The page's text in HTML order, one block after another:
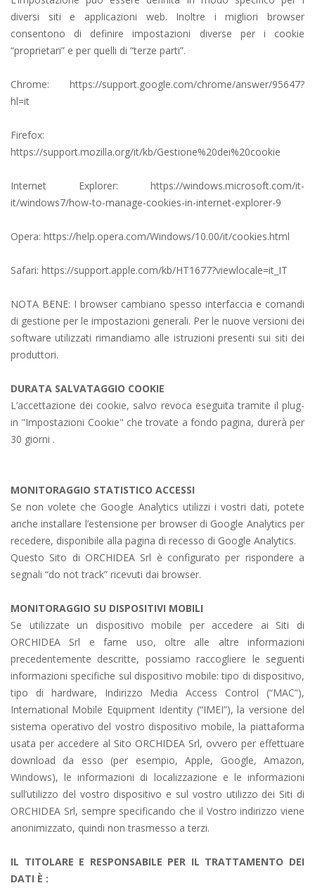
diversi siti e applicazioni web. Inoltre i migliori browser
consentono di definire impostazioni diverse per i cookie
“proprietari” e per quelli di “terze parti”.
Chrome: https://support.google.com/chrome/answer/95647?
hl=it
Firefox:
https://support.mozilla.org/it/kb/Gestione%20dei%20cookie
Internet Explorer: https://windows.microsoft.com/it-
it/windows7/how-to-manage-cookies-in-internet-explorer-9
Opera: https://help.opera.com/Windows/10.00/it/cookies.html
Safari: https://support.apple.com/kb/HT1677?viewlocale=it_IT
NOTA BENE: I browser cambiano spesso interfaccia e comandi
di gestione per le impostazioni generali. Per le nuove versioni dei
software utilizzati rimandiamo alle istruzioni presenti sui siti dei
produttori.
DURATA SALVATAGGIO COOKIE
L’accettazione dei cookie, salvo revoca eseguita tramite il plug-
in "Impostazioni Cookie" che trovate a fondo pagina, durerà per
30 giorni .
MONITORAGGIO STATISTICO ACCESSI
Se non volete che Google Analytics utilizzi i vostri dati, potete
anche installare l’estensione per browser di Google Analytics per
recedere, disponibile alla pagina di recesso di Google Analytics.
Questo Sito di ORCHIDEA Srl è configurato per rispondere a
segnali “do not track” ricevuti dai browser.
MONITORAGGIO SU DISPOSITIVI MOBILI
Se utilizzate un dispositivo mobile per accedere ai Siti di
ORCHIDEA Srl e farne uso, oltre alle altre informazioni
precedentemente descritte, possiamo raccogliere le seguenti
informazioni specifiche sul dispositivo mobile: tipo di dispositivo,
tipo di hardware, Indirizzo Media Access Control (“MAC”),
International Mobile Equipment Identity (“IMEI”), la versione del
sistema operativo del vostro dispositivo mobile, la piattaforma
usata per accedere al Sito ORCHIDEA Srl, ovvero per effettuare
download da esso (per esempio, Apple, Google, Amazon,
Windows), le informazioni di localizzazione e le informazioni
sull’utilizzo del vostro dispositivo e sul vostro utilizzo dei Siti di
ORCHIDEA Srl, sempre specificando che il Vostro indirizzo viene
anonimizzato, quindi non trasmesso a terzi.
IL TITOLARE E RESPONSABILE PER IL TRATTAMENTO DEI
DATI È :